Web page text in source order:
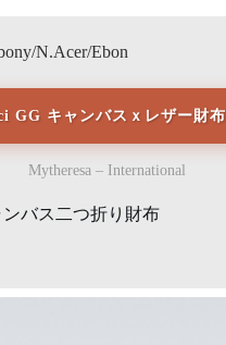
N.Acer/Ebon
GG キャンバスｘレザー財布
Mytheresa – International
ンバス二つ折り財布